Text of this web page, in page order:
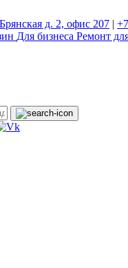
д. 2, офис 207 |
Для бизнеса Ремонт